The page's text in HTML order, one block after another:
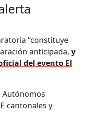
“constituye
anticipada,y
del evento El
Autónomos
cantonales y